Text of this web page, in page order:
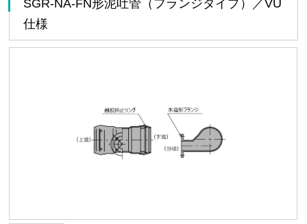
SGR-NA-FN形泥吐管（フランジタイプ）／VU
仕様